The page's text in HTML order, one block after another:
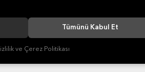
Tümünü Kabul Et
ve Çerez Politikası